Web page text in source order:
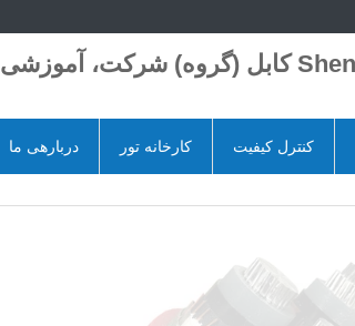
شانگهای Shenghua کابل (گروه) شرکت، آموزشی
دربارهی ما کارخانه تور کنترل کیفیت